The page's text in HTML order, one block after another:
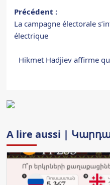
Navigation
d’article
Précédent :
La campagne électorale
électrique
Hikmet Hadjiev affirme
A lire aussi |